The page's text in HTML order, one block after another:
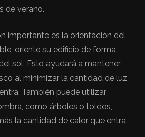
de verano.
importante es la orientación del
oriente su edificio de forma
sol. Esto ayudará a mantener
al minimizar la cantidad de luz
También puede utilizar
como árboles o toldos,
la cantidad de calor que entra